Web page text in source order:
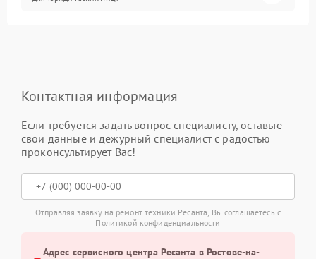
Контактная информация
Если требуется задать вопрос специалисту, оставьте
свои данные и дежурный специалист с радостью
проконсультирует Вас!
Отправляя заявку на ремонт техники Ресанта, Вы соглашаетесь с
Политикой конфиденциальности
Адрес сервисного центра Ресанта в Ростове-на-